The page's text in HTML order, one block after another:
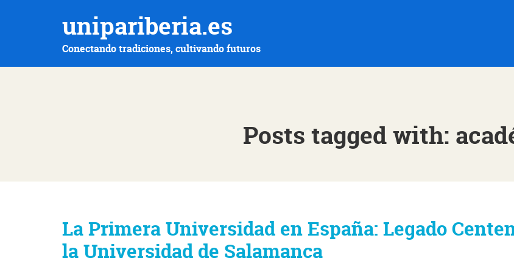
unipariberia.es
Conectando tradiciones, cultivando futuros
Posts tagged with:
La Primera Universidad en España: Legado
la Universidad de Salamanca